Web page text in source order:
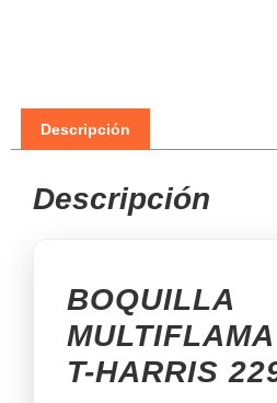
Descripción
Descripción
BOQUILLA
T-HARRIS